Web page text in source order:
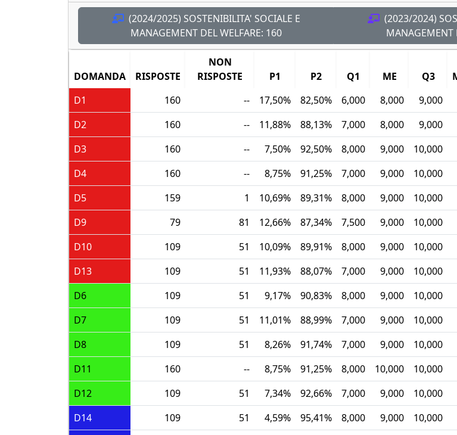
(2024/2025) SOSTENIBILITA' SOCIALE E
MANAGEMENT DEL WELFARE: 160
(2023/2024)
MANAGEMENT
DOMANDA RISPOSTE
NON
RISPOSTE
P1 P2 Q1 ME Q3
D1
160 -- 17,50% 82,50% 6,000 8,000 9,000
D2 160 -- 11,88% 88,13% 7,000 8,000 9,000
D3 160 -- 7,50% 92,50% 8,000 9,000 10,000
D4 160 -- 8,75% 91,25% 7,000 9,000 10,000
D5 159 1 10,69% 89,31% 8,000 9,000 10,000
D9 79 81 12,66% 87,34% 7,500 9,000 10,000
D10 109 51 10,09% 89,91% 8,000 9,000 10,000
D13 109 51 11,93% 88,07% 7,000 9,000 10,000
D6 109 51 9,17% 90,83% 8,000 9,000 10,000
D7 109 51 11,01% 88,99% 7,000 9,000 10,000
D8 109 51 8,26% 91,74% 7,000 9,000 10,000
D11 160 -- 8,75% 91,25% 8,000 10,000 10,000
D12 109 51 7,34% 92,66% 7,000 9,000 10,000
D14 109 51 4,59% 95,41% 8,000 9,000 10,000